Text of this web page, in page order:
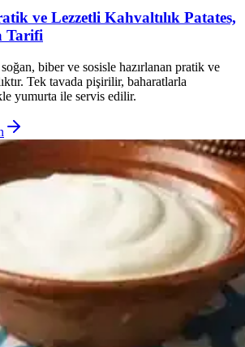
ve Lezzetli Kahvaltılık Patates,
Tarifi
biber ve sosisle hazırlanan pratik ve
Tek tavada pişirilir, baharatlarla
yumurta ile servis edilir.